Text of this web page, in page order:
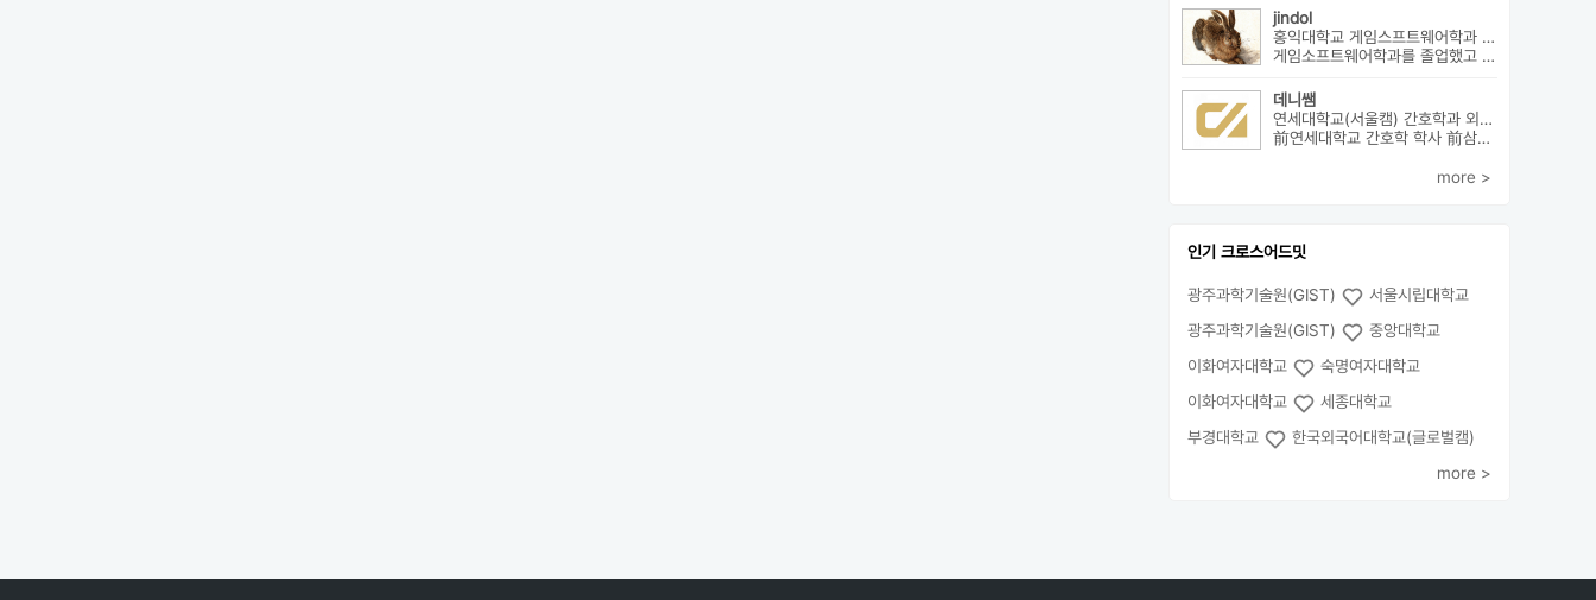
jindol
홍익대학교 게임스프트웨어학과 외2개
게임소프트웨어학과를 졸업했고 학부에대한 설명과 진로에대해서 알려드릴수 ...
데니쌤
연세대학교(서울캠) 간호학과 외3개
前연세대학교 간호학 학사 前삼성서울병원 암병원 수술실 RN 前대치동...
more >
인기 크로스어드밋
광주과학기술원(GIST)
서울시립대학교
광주과학기술원(GIST)
중앙대학교
이화여자대학교
숙명여자대학교
이화여자대학교
세종대학교
부경대학교
한국외국어대학교(글로벌캠)
more >